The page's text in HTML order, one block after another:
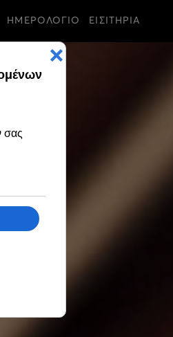
ΗΜΕΡΟΛΟΓΙΟ ΕΙΣΙΤΗΡΙΑ